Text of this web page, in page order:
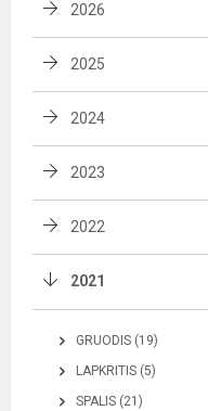
2026
2025
2024
2023
2022
2021
GRUODIS (19)
LAPKRITIS (5)
SPALIS (21)